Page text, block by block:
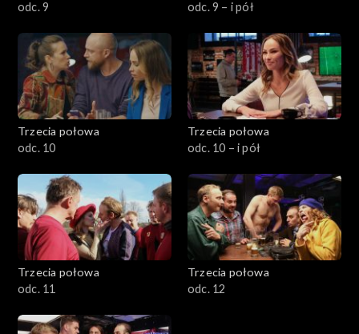
odc. 9
odc. 9 – i pół
Trzecia połowa
odc. 10
Trzecia połowa
odc. 10 – i pół
Trzecia połowa
odc. 11
Trzecia połowa
odc. 12